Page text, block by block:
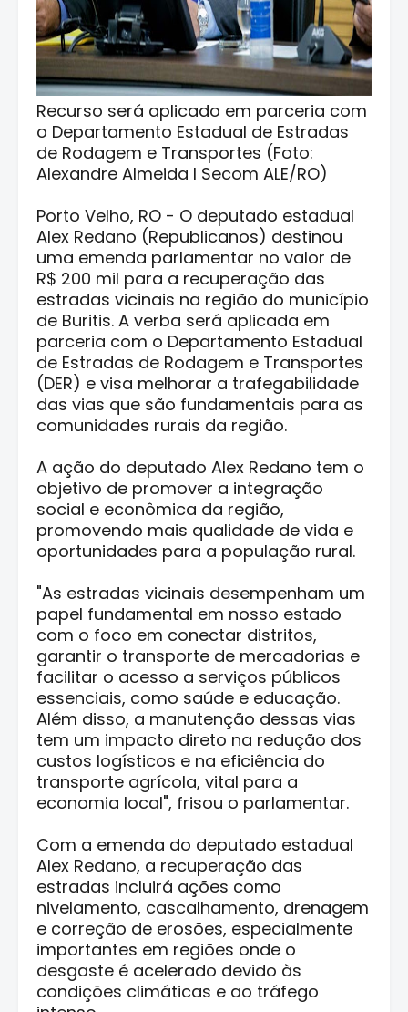
Recurso será aplicado em parceria com
o Departamento Estadual de Estradas
de Rodagem e Transportes (Foto:
Alexandre Almeida I Secom ALE/RO)
Porto Velho, RO - O deputado estadual
Alex Redano (Republicanos) destinou
uma emenda parlamentar no valor de
R$ 200 mil para a recuperação das
estradas vicinais na região do município
de Buritis. A verba será aplicada em
parceria com o Departamento Estadual
de Estradas de Rodagem e Transportes
(DER) e visa melhorar a trafegabilidade
das vias que são fundamentais para as
comunidades rurais da região.
A ação do deputado Alex Redano tem o
objetivo de promover a integração
social e econômica da região,
promovendo mais qualidade de vida e
oportunidades para a população rural.
"As estradas vicinais desempenham um
papel fundamental em nosso estado
com o foco em conectar distritos,
garantir o transporte de mercadorias e
facilitar o acesso a serviços públicos
essenciais, como saúde e educação.
Além disso, a manutenção dessas vias
tem um impacto direto na redução dos
custos logísticos e na eficiência do
transporte agrícola, vital para a
economia local", frisou o parlamentar.
Com a emenda do deputado estadual
Alex Redano, a recuperação das
estradas incluirá ações como
nivelamento, cascalhamento, drenagem
e correção de erosões, especialmente
importantes em regiões onde o
desgaste é acelerado devido às
condições climáticas e ao tráfego